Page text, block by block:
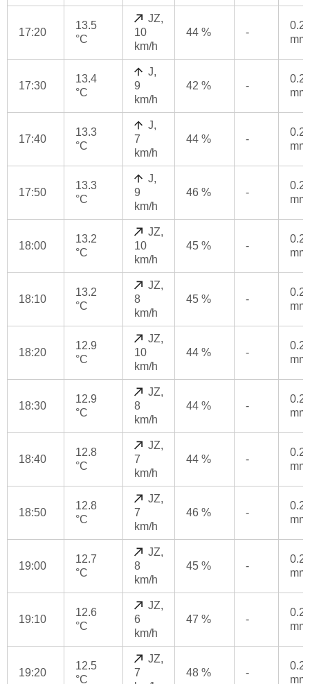
17:20
13.5
°C
JZ,
10
km/h
44 % -
0.2
mm
17:30
13.4
°C
J,
9
km/h
42 % -
0.2
mm
17:40
13.3
°C
J,
7
km/h
44 % -
0.2
mm
17:50
13.3
°C
J,
9
km/h
46 % -
0.2
mm
18:00
13.2
°C
JZ,
10
km/h
45 % -
0.2
mm
18:10
13.2
°C
JZ,
8
km/h
45 % -
0.2
mm
18:20
12.9
°C
JZ,
10
km/h
44 % -
0.2
mm
18:30
12.9
°C
JZ,
8
km/h
44 % -
0.2
mm
18:40
12.8
°C
JZ,
7
km/h
44 % -
0.2
mm
18:50
12.8
°C
JZ,
7
km/h
46 % -
0.2
mm
19:00
12.7
°C
JZ,
8
km/h
45 % -
0.2
mm
19:10
12.6
°C
JZ,
6
km/h
47 % -
0.2
mm
19:20
12.5
°C
JZ,
7
48 % -
0.2
mm